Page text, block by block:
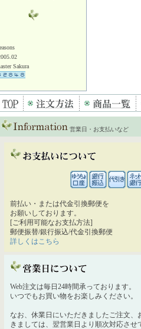
Sakura
営業日・お支払いなど
前払い・または代金引換郵便を
お願いしております。
[ご利用可能なお支払方法]
郵便振替/銀行振込/代金引換郵便
詳しくはこちら
Web注文は毎日24時間承っております。
いつでもお買い物をお楽しみください。
なお、休業日にいただきましたご注文、
きましては、翌営業日より順次対応させ